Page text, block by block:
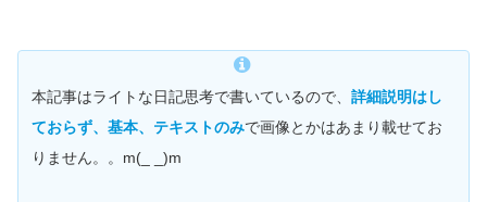
本記事はライトな日記思考で書いているので、 詳細説明はし
ておらず、基本、テキストのみで画像とかはあまり載せてお
りません。。m(_ _)m